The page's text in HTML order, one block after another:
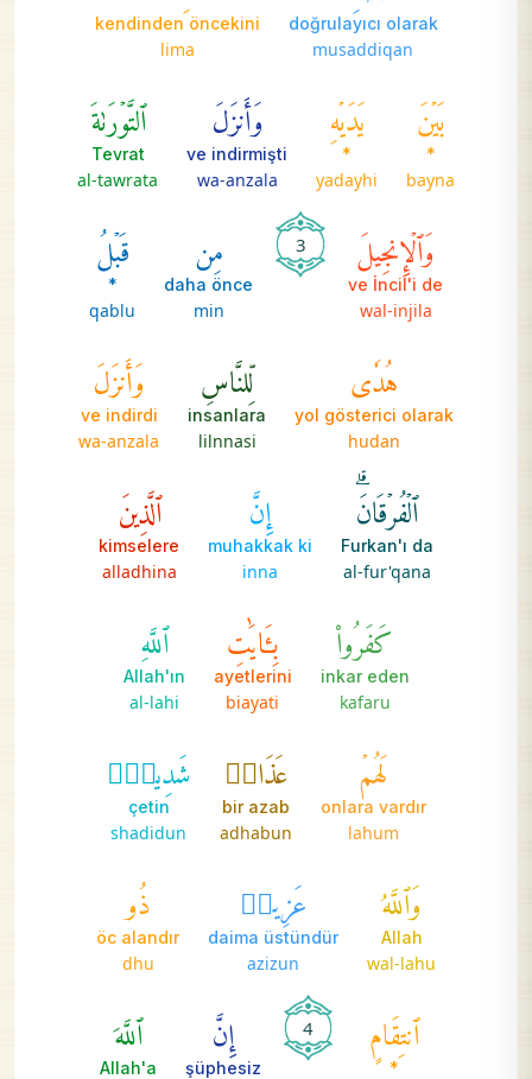
doğrulayıcı olarak
musaddiqan
kendinden öncekini
lima
بَيۡنَ
*
bayna
يَدَيۡهِ
*
yadayhi
وَأَنزَلَ
ve indirmişti
wa-anzala
ٱلتَّوۡرَىٰةَ
Tevrat
al-tawrata
وَٱلۡإِنجِيلَ
ve İncil'i de
wal-injila
3 مِن
daha önce
min
قَبۡلُ
*
qablu
هُدٗى
yol gösterici olarak
hudan
لِّلنَّاسِ
insanlara
lilnnasi
وَأَنزَلَ
ve indirdi
wa-anzala
ٱلۡفُرۡقَانَۗ
Furkan'ı da
al-fur'qana
إِنَّ
muhakkak ki
inna
ٱلَّذِينَ
kimselere
alladhina
كَفَرُواْ
inkar eden
kafaru
بِـَٔايَٰتِ
ayetlerini
biayati
ٱللَّهِ
Allah'ın
al-lahi
لَهُمۡ
onlara vardır
lahum
عَذَابٞ
bir azab
adhabun
شَدِيدٞۗ
çetin
shadidun
وَٱللَّهُ
Allah
wal-lahu
عَزِيزٞ
daima üstündür
azizun
ذُو
öc alandır
dhu
ٱنتِقَامٍ
*
4 إِنَّ
şüphesiz
ٱللَّهَ
Allah'a